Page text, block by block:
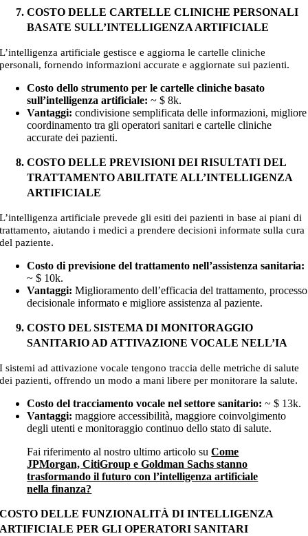
COSTO DELLE CARTELLE CLINICHE PERSONALI
BASATE SULL’INTELLIGENZA ARTIFICIALE
L’intelligenza artificiale gestisce e aggiorna le cartelle cliniche
personali, fornendo informazioni accurate e aggiornate sui pazienti.
Costo dello strumento per le cartelle cliniche basato
sull’intelligenza artificiale: ~ $ 8k.
Vantaggi:condivisione semplificata delle informazioni, migliore
coordinamento tra gli operatori sanitari e cartelle cliniche
accurate dei pazienti.
COSTO DELLE PREVISIONI DEI RISULTATI DEL
TRATTAMENTO ABILITATE ALL’INTELLIGENZA
ARTIFICIALE
L’intelligenza artificiale prevede gli esiti dei pazienti in base ai piani di
trattamento, aiutando i medici a prendere decisioni informate sulla cura
del paziente.
Costo di previsione del trattamento nell’assistenza sanitaria:
~ $ 10k.
Vantaggi:Miglioramento dell’efficacia del trattamento, processo
decisionale informato e migliore assistenza al paziente.
COSTO DEL SISTEMA DI MONITORAGGIO
SANITARIO AD ATTIVAZIONE VOCALE NELL’IA
I sistemi ad attivazione vocale tengono traccia delle metriche di salute
dei pazienti, offrendo un modo a mani libere per monitorare la salute.
Costo del tracciamento vocale nel settore sanitario: ~ $ 13k.
Vantaggi:maggiore accessibilità, maggiore coinvolgimento
degli utenti e monitoraggio continuo dello stato di salute.
Fai riferimento al nostro ultimo articolo suCome
JPMorgan, CitiGroup e Goldman Sachs stanno
trasformando il futuro con l’intelligenza artificiale
nella finanza?
COSTO DELLE FUNZIONALITÀ DI INTELLIGENZA
ARTIFICIALE PER GLI OPERATORI SANITARI